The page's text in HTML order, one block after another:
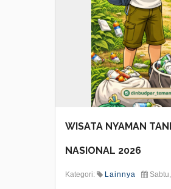
WISATA NYAMAN
NASIONAL 2026
Kategori: Lainnya